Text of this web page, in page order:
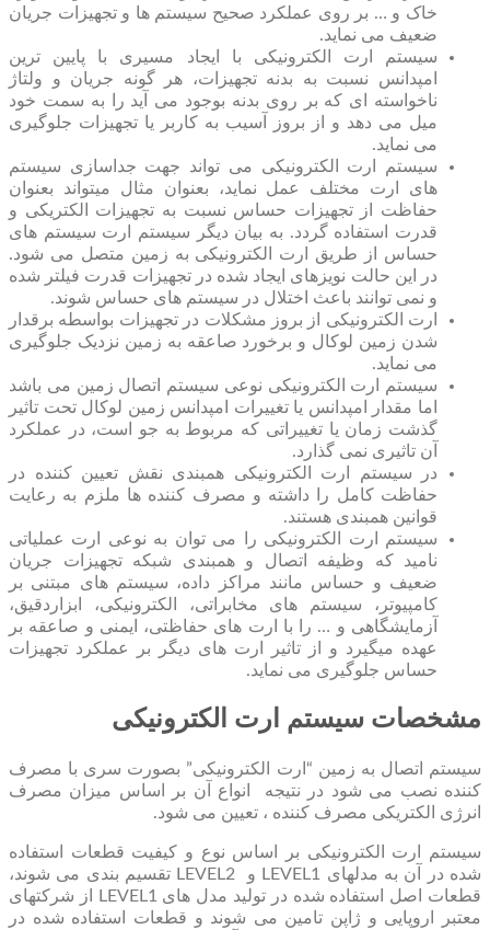
خاک و … بر روی عملکرد صحیح سیستم ها و تجهیزات جریان
ضعیف می‏ نماید.
سیستم ارت الکترونیکی با ایجاد مسیری با پایین ترین
امپدانس نسبت به بدنه تجهیزات، هر گونه جریان و ولتاژ
ناخواسته ‏ای که بر روی بدنه بوجود می‏ آید را به سمت خود
میل می ‏دهد و از بروز آسیب به کاربر یا تجهیزات جلوگیری
می ‏نماید.
سیستم ارت الکترونیکی می‏ تواند جهت جداسازی سیستم‏
های ارت‏ مختلف عمل نماید، بعنوان مثال می‏تواند بعنوان
حفاظت از تجهیزات حساس نسبت به تجهیزات الکتریکی و
قدرت استفاده گردد. به بیان دیگر سیستم ارت سیستم های
حساس از طریق ارت الکترونیکی به زمین متصل می شود.
در این حالت نویزهای ایجاد شده در تجهیزات قدرت فیلتر شده
و نمی توانند باعث اختلال در سیستم های حساس شوند.
ارت الکترونیکی از بروز مشکلات در تجهیزات بواسطه برقدار
شدن زمین لوکال و برخورد صاعقه به زمین نزدیک جلوگیری
می ‏نماید.
سیستم ارت الکترونیکی نوعی سیستم اتصال زمین می باشد
اما مقدار امپدانس یا تغییرات امپدانس زمین لوکال تحت تاثیر
گذشت زمان یا تغییراتی که مربوط به جو است، در عملکرد
آن تاثیری نمی گذارد.
در سیستم ارت الکترونیکی همبندی نقش تعیین کننده در
حفاظت کامل را داشته و مصرف کننده ها ملزم به رعایت
قوانین همبندی هستند.
سیستم ارت الکترونیکی را می‏ توان به نوعی ارت عملیاتی
نامید که وظیفه اتصال و همبندی شبکه تجهیزات جریان
ضعیف و حساس مانند مراکز داده، سیستم های مبتنی بر
کامپیوتر، سیستم های مخابراتی، الکترونیکی، ابزاردقیق،
آزمایشگاهی و … را با ارت‏ های حفاظتی، ایمنی و صاعقه‏ بر
عهده می‏گیرد و از تاثیر ارت های دیگر بر عملکرد تجهیزات
حساس جلوگیری می نماید.
مشخصات سیستم ارت الکترونیکی
سیستم اتصال به زمین “ارت الکترونیکی” بصورت سری با مصرف
کننده نصب می ‏شود در نتیجه انواع آن بر اساس میزان مصرف
انرژی الکتریکی مصرف کننده ، تعیین می ‏شود.
سیستم ارت الکترونیکی بر اساس نوع و کیفیت قطعات استفاده
شده در آن به مدل‏های LEVEL1 و LEVEL2 تقسیم بندی می شوند،
قطعات اصل استفاده شده در تولید مدل ‏های LEVEL1 از شرکتهای
معتبر اروپایی و ژاپن تامین می ‏شوند و قطعات استفاده شده در